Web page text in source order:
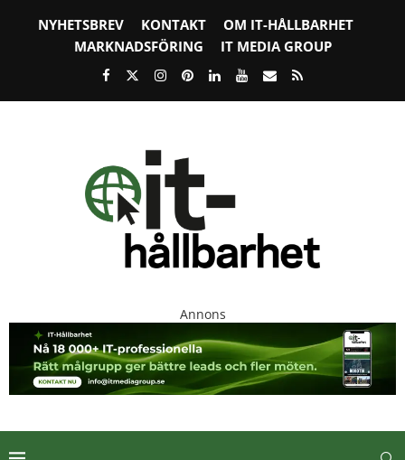
NYHETSBREV KONTAKT
OM IT-HÅLLBARHET
MARKNADSFÖRING
IT MEDIA GROUP
Annons